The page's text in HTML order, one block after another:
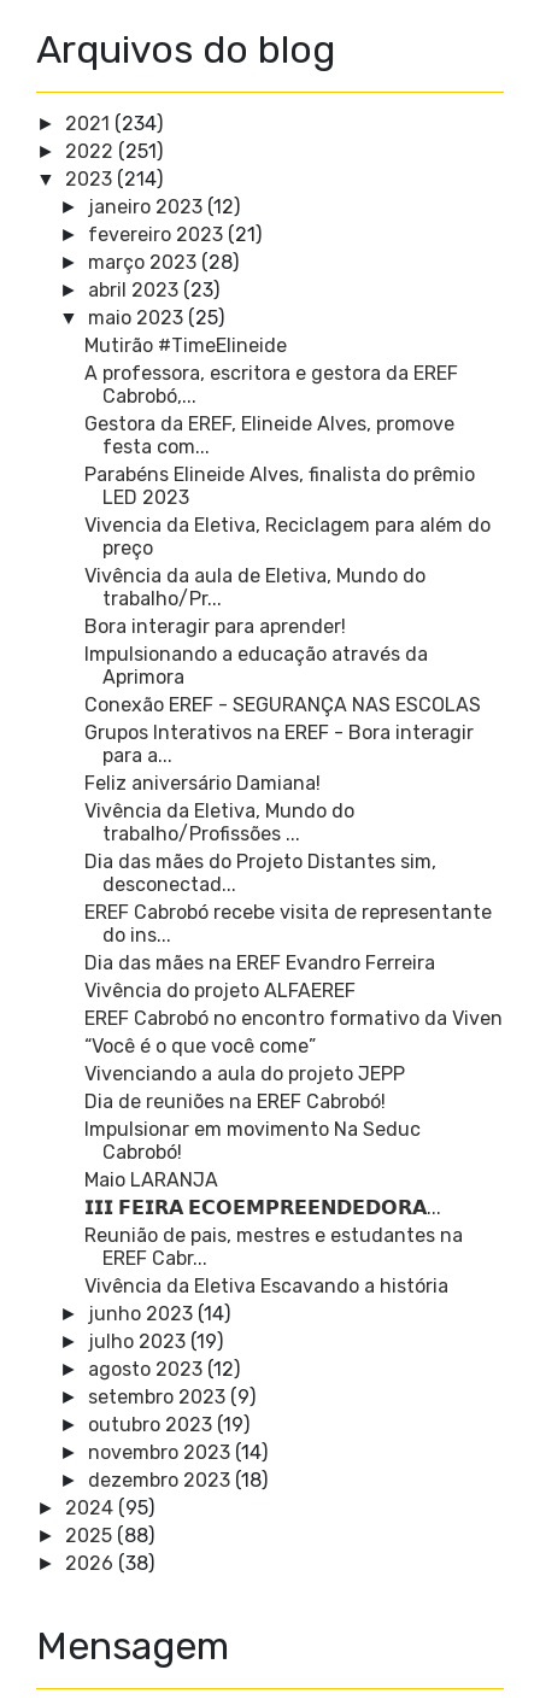
Arquivos do blog
► 2021 (234)
► 2022 (251)
▼ 2023 (214)
► janeiro 2023 (12)
► fevereiro 2023 (21)
► março 2023 (28)
► abril 2023 (23)
▼ maio 2023 (25)
Mutirão #TimeElineide
A professora, escritora e gestora da EREF
Cabrobó,...
Gestora da EREF, Elineide Alves, promove
festa com...
Parabéns Elineide Alves, finalista do prêmio
LED 2023
Vivencia da Eletiva, Reciclagem para além do
preço
Vivência da aula de Eletiva, Mundo do
trabalho/Pr...
Bora interagir para aprender!
Impulsionando a educação através da
Aprimora
Conexão EREF - SEGURANÇA NAS ESCOLAS
Grupos Interativos na EREF - Bora interagir
para a...
Feliz aniversário Damiana!
Vivência da Eletiva, Mundo do
trabalho/Profissões ...
Dia das mães do Projeto Distantes sim,
desconectad...
EREF Cabrobó recebe visita de representante
do ins...
Dia das mães na EREF Evandro Ferreira
Vivência do projeto ALFAEREF
EREF Cabrobó no encontro formativo da Viven
“Você é o que você come”
Vivenciando a aula do projeto JEPP
Dia de reuniões na EREF Cabrobó!
Impulsionar em movimento Na Seduc
Cabrobó!
Maio LARANJA
𝗜𝗜𝗜 𝗙𝗘𝗜𝗥𝗔 𝗘𝗖𝗢𝗘𝗠𝗣𝗥𝗘𝗘𝗡𝗗𝗘𝗗𝗢𝗥𝗔...
Reunião de pais, mestres e estudantes na
EREF Cabr...
Vivência da Eletiva Escavando a história
► junho 2023 (14)
► julho 2023 (19)
► agosto 2023 (12)
► setembro 2023 (9)
► outubro 2023 (19)
► novembro 2023 (14)
► dezembro 2023 (18)
► 2024 (95)
► 2025 (88)
► 2026 (38)
Mensagem